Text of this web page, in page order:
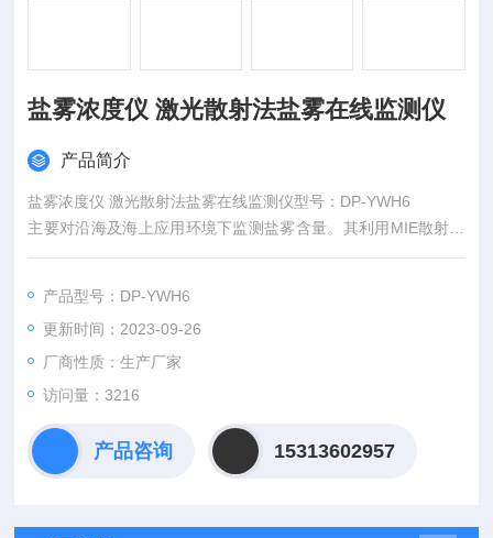
盐雾浓度仪 激光散射法盐雾在线监测仪
产品简介
盐雾浓度仪 激光散射法盐雾在线监测仪型号：DP-YWH6
主要对沿海及海上应用环境下监测盐雾含量。其利用MIE散射原
理，通过测量空气中的盐粒子浓度并结合其它环境因素测量结
产品型号：DP-YWH6
更新时间：2023-09-26
厂商性质：生产厂家
访问量：3216
产品咨询 15313602957